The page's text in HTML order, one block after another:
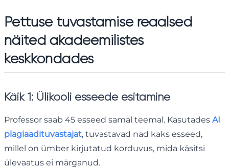
Pettuse tuvastamise reaalsed
näited akadeemilistes
keskkondades
Käik 1: Ülikooli esseede esitamine
Professor saab 45 esseed samal teemal. Kasutades AI
plagiaadituvastajat, tuvastavad nad kaks esseed,
millel on ümber kirjutatud korduvus, mida käsitsi
ülevaatus ei märganud.